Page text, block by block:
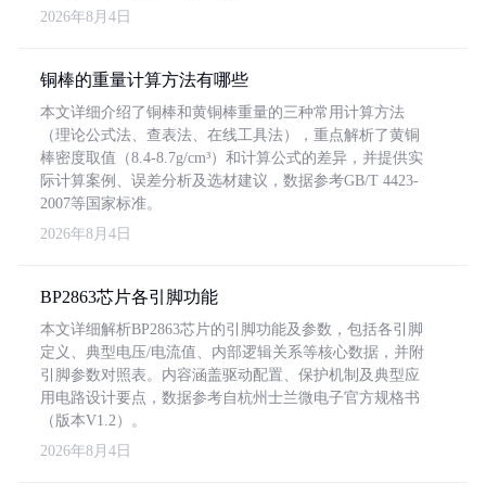
2026年8月4日
铜棒的重量计算方法有哪些
本文详细介绍了铜棒和黄铜棒重量的三种常用计算方法
（理论公式法、查表法、在线工具法），重点解析了黄铜
棒密度取值（8.4-8.7g/cm³）和计算公式的差异，并提供实
际计算案例、误差分析及选材建议，数据参考GB/T 4423-
2007等国家标准。
2026年8月4日
BP2863芯片各引脚功能
本文详细解析BP2863芯片的引脚功能及参数，包括各引脚
定义、典型电压/电流值、内部逻辑关系等核心数据，并附
引脚参数对照表。内容涵盖驱动配置、保护机制及典型应
用电路设计要点，数据参考自杭州士兰微电子官方规格书
（版本V1.2）。
2026年8月4日